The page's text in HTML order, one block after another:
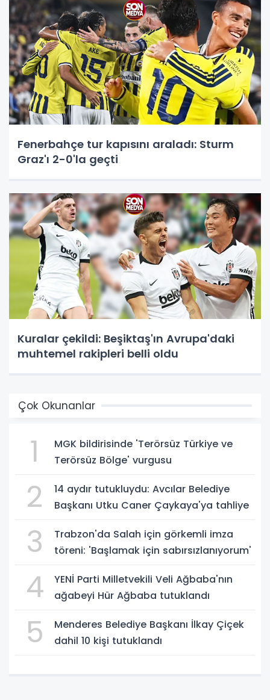
Fenerbahçe tur kapısını araladı: Sturm
Graz'ı 2-0'la geçti
Kuralar çekildi: Beşiktaş'ın Avrupa'daki
muhtemel rakipleri belli oldu
Çok Okunanlar
1
MGK bildirisinde 'Terörsüz Türkiye ve
Terörsüz Bölge' vurgusu
2
14 aydır tutukluydu: Avcılar Belediye
Başkanı Utku Caner Çaykaya'ya tahliye
3
Trabzon'da Salah için görkemli imza
töreni: 'Başlamak için sabırsızlanıyorum'
4
YENİ Parti Milletvekili Veli Ağbaba'nın
ağabeyi Hür Ağbaba tutuklandı
5
Menderes Belediye Başkanı İlkay Çiçek
dahil 10 kişi tutuklandı